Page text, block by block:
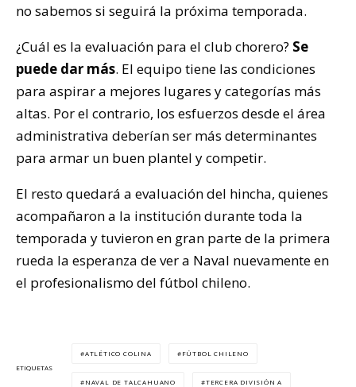
no sabemos si seguirá la próxima temporada.
¿Cuál es la evaluación para el club chorero? Se
puede dar más. El equipo tiene las condiciones
para aspirar a mejores lugares y categorías más
altas. Por el contrario, los esfuerzos desde el área
administrativa deberían ser más determinantes
para armar un buen plantel y competir.
El resto quedará a evaluación del hincha, quienes
acompañaron a la institución durante toda la
temporada y tuvieron en gran parte de la primera
rueda la esperanza de ver a Naval nuevamente en
el profesionalismo del fútbol chileno.
ETIQUETAS
ATLÉTICO COLINA FÚTBOL CHILENO
NAVAL DE TALCAHUANO TERCERA DIVISIÓN A